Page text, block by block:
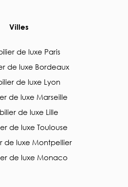
Villes
de luxe Paris
de luxe Bordeaux
de luxe Lyon
de luxe Marseille
de luxe Lille
de luxe Toulouse
de luxe Montpellier
de luxe Monaco